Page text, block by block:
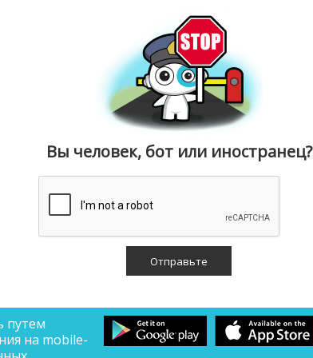
Вы человек, бот или иностранец?
путем
на mobile-